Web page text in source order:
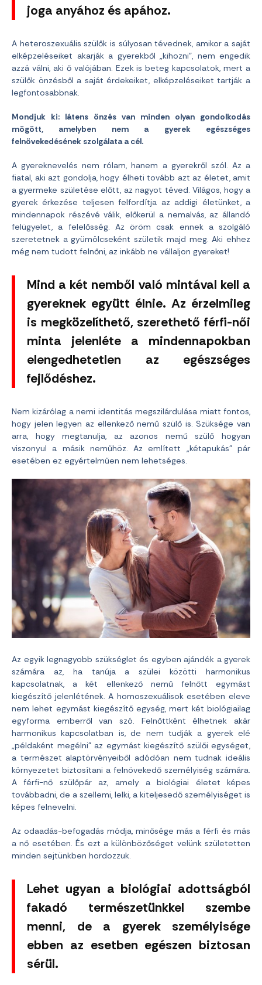
joga anyához és apához.
A heteroszexuális szülők is súlyosan tévednek, amikor a saját
elképzeléseiket akarják a gyerekből „kihozni”, nem engedik
azzá válni, aki ő valójában. Ezek is beteg kapcsolatok, mert a
szülők önzésből a saját érdekeiket, elképzeléseiket tartják a
legfontosabbnak.
Mondjuk ki: látens önzés van minden olyan gondolkodás
mögött, amelyben nem a gyerek egészséges
felnövekedésének szolgálata a cél.
A gyereknevelés nem rólam, hanem a gyerekről szól. Az a
fiatal, aki azt gondolja, hogy élheti tovább azt az életet, amit
a gyermeke születése előtt, az nagyot téved. Világos, hogy a
gyerek érkezése teljesen felfordítja az addigi életünket, a
mindennapok részévé válik, előkerül a nemalvás, az állandó
felügyelet, a felelősség. Az öröm csak ennek a szolgáló
szeretetnek a gyümölcseként születik majd meg. Aki ehhez
még nem tudott felnőni, az inkább ne vállaljon gyereket!
Mind a két nemből való mintával kell a
gyereknek együtt élnie. Az érzelmileg
is megközelíthető, szerethető férfi-női
minta jelenléte a mindennapokban
elengedhetetlen az egészséges
fejlődéshez.
Nem kizárólag a nemi identitás megszilárdulása miatt fontos,
hogy jelen legyen az ellenkező nemű szülő is. Szüksége van
arra, hogy megtanulja, az azonos nemű szülő hogyan
viszonyul a másik neműhöz. Az említett „kétapukás” pár
esetében ez egyértelműen nem lehetséges.
Az egyik legnagyobb szükséglet és egyben ajándék a gyerek
számára az, ha tanúja a szülei közötti harmonikus
kapcsolatnak, a két ellenkező nemű felnőtt egymást
kiegészítő jelenlétének. A homoszexuálisok esetében eleve
nem lehet egymást kiegészítő egység, mert két biológiailag
egyforma emberről van szó. Felnőttként élhetnek akár
harmonikus kapcsolatban is, de nem tudják a gyerek elé
„példaként megélni” az egymást kiegészítő szülői egységet,
a természet alaptörvényeiből adódóan nem tudnak ideális
környezetet biztosítani a felnövekedő személyiség számára.
A férfi-nő szülőpár az, amely a biológiai életet képes
továbbadni, de a szellemi, lelki, a kiteljesedő személyiséget is
képes felnevelni.
Az odaadás-befogadás módja, minősége más a férfi és más
a nő esetében. És ezt a különbözőséget velünk születetten
minden sejtünkben hordozzuk.
Lehet ugyan a biológiai adottságból
fakadó természetünkkel szembe
menni, de a gyerek személyisége
ebben az esetben egészen biztosan
sérül.